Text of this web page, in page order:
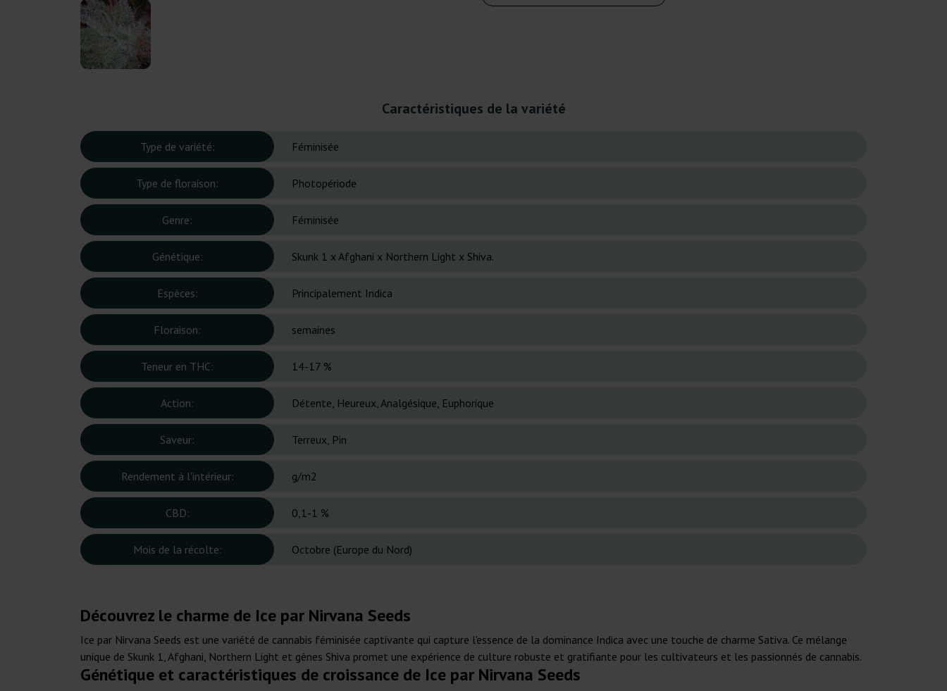
Caractéristiques de la variété
Type de variété: Féminisée
Type de floraison: Photopériode
Genre: Féminisée
Génétique: Skunk 1 x Afghani x Northern Light x Shiva.
Espèces: Principalement Indica
Floraison: semaines
Teneur en THC: 14-17 %
Action: Détente, Heureux, Analgésique, Euphorique
Saveur: Terreux, Pin
Rendement à l'intérieur: g/m2
CBD: 0,1-1 %
Mois de la récolte: Octobre (Europe du Nord)
Découvrez le charme de Ice par Nirvana Seeds
Ice par Nirvana Seeds est une variété de cannabis féminisée captivante qui capture l'essence de la dominance Indica avec une touche de charme Sativa. Ce mélange
unique de Skunk 1, Afghani, Northern Light et gènes Shiva promet une expérience de culture robuste et gratifiante pour les cultivateurs et les passionnés de cannabis.
Génétique et caractéristiques de croissance de Ice par Nirvana Seeds